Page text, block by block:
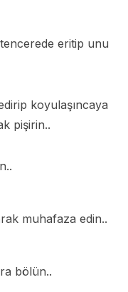
eritip unu
koyulaşıncaya
pişirin..
muhafaza edin..
bölün..